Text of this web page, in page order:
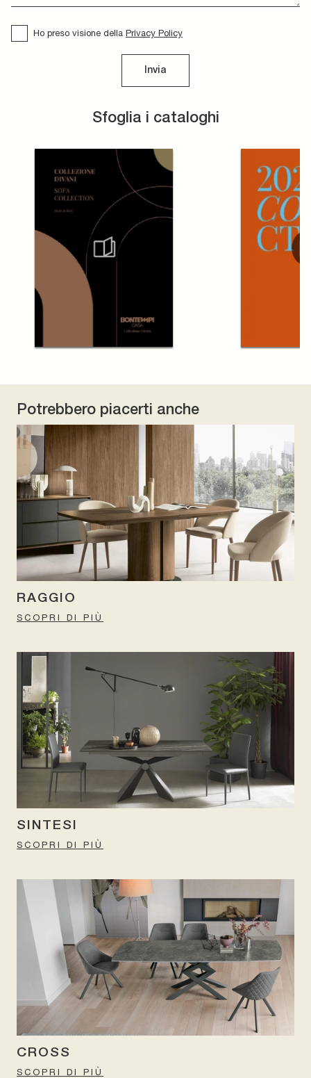
Sfoglia i cataloghi
Ho preso visione della Privacy Policy
Invia
Potrebbero piacerti anche
RAGGIO
SCOPRI DI PIÙ
SINTESI
SCOPRI DI PIÙ
CROSS
SCOPRI DI PIÙ